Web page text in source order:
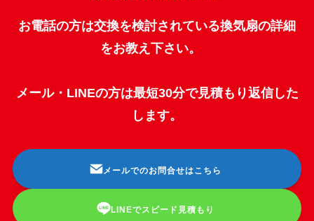
お電話の方は交換を検討されている換気扇の詳細
をお教え下さい。
メール・LINEの方は最短30分で見積もり返信した
します。
メールでのお問合せはこちら
LINEでスピード見積もり